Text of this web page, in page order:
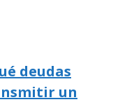
deudas
un